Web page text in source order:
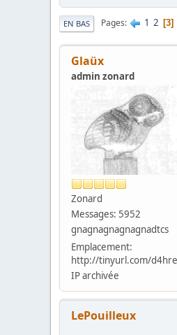
EN BAS Pages 1 2 3
Glaüx
admin zonard
Zonard
Messages: 5952
gnagnagnagnagnadtcs
Emplacement:
http://tinyurl.com/d4hre
IP archivée
LePouilleux